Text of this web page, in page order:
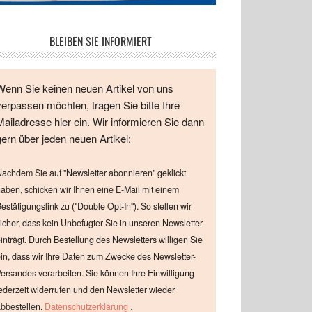
BLEIBEN SIE INFORMIERT
Sie keinen neuen Artikel von uns
möchten, tragen Sie bitte Ihre
hier ein. Wir informieren Sie dann
über jeden neuen Artikel:
Sie auf "Newsletter abonnieren" geklickt
schicken wir Ihnen eine E-Mail mit einem
zu ("Double Opt-In"). So stellen wir
dass kein Unbefugter Sie in unseren Newsletter
Durch Bestellung des Newsletters willigen Sie
dass wir Ihre Daten zum Zwecke des Newsletter-
verarbeiten. Sie können Ihre Einwilligung
widerrufen und den Newsletter wieder
Datenschutzerklärung .